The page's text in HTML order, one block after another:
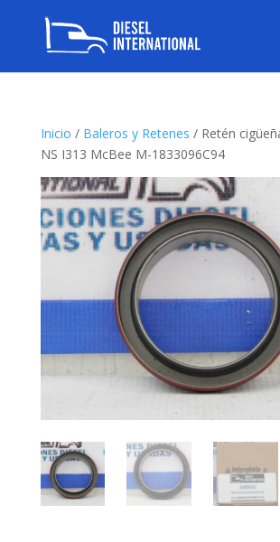
Inicio / Baleros y Retenes / Retén
NS I313 McBee M-1833096C94